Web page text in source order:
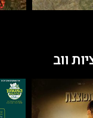
ווב